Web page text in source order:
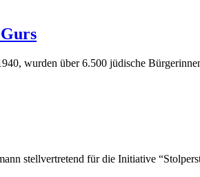
wurden über 6.500 jüdische
stellvertretend für die Initiative